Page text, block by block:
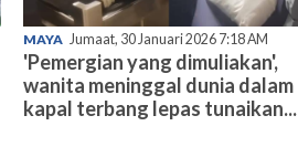
MAYA Jumaat, 30 Januari 2026 7:18 AM
'Pemergian yang dimuliakan',
wanita meninggal dunia dalam
kapal terbang lepas tunaikan...